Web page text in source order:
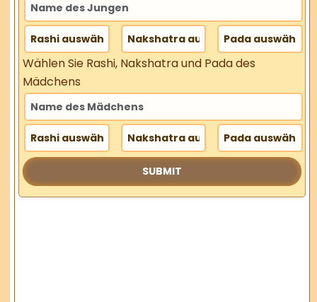
Wählen Sie Rashi, Nakshatra und Pada des
Mädchens